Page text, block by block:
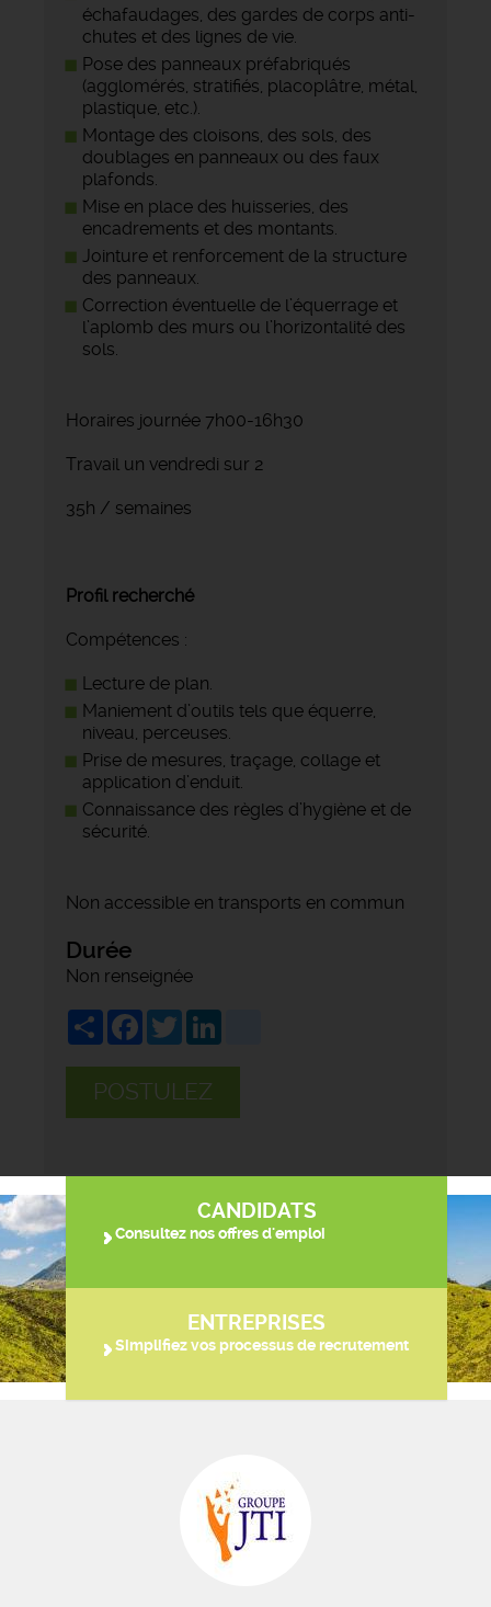
échafaudages, des gardes de corps anti-
chutes et des lignes de vie.
Pose des panneaux préfabriqués
(agglomérés, stratifiés, placoplâtre, métal,
plastique, etc.).
Montage des cloisons, des sols, des
doublages en panneaux ou des faux
plafonds.
Mise en place des huisseries, des
encadrements et des montants.
Jointure et renforcement de la structure
des panneaux.
Correction éventuelle de l’équerrage et
l’aplomb des murs ou l’horizontalité des
sols.
Horaires journée 7h00-16h30
Travail un vendredi sur 2
35h / semaines
Profil recherché
Compétences :
Lecture de plan.
Maniement d’outils tels que équerre,
niveau, perceuses.
Prise de mesures, traçage, collage et
application d’enduit.
Connaissance des règles d’hygiène et de
sécurité.
Non accessible en transports en commun
Durée
Non renseignée
ShareFacebook
Twitter
POSTULEZ
CANDIDATS
Consultez nos offres d'emploi
ENTREPRISES
Simplifiez vos processus de recrutement